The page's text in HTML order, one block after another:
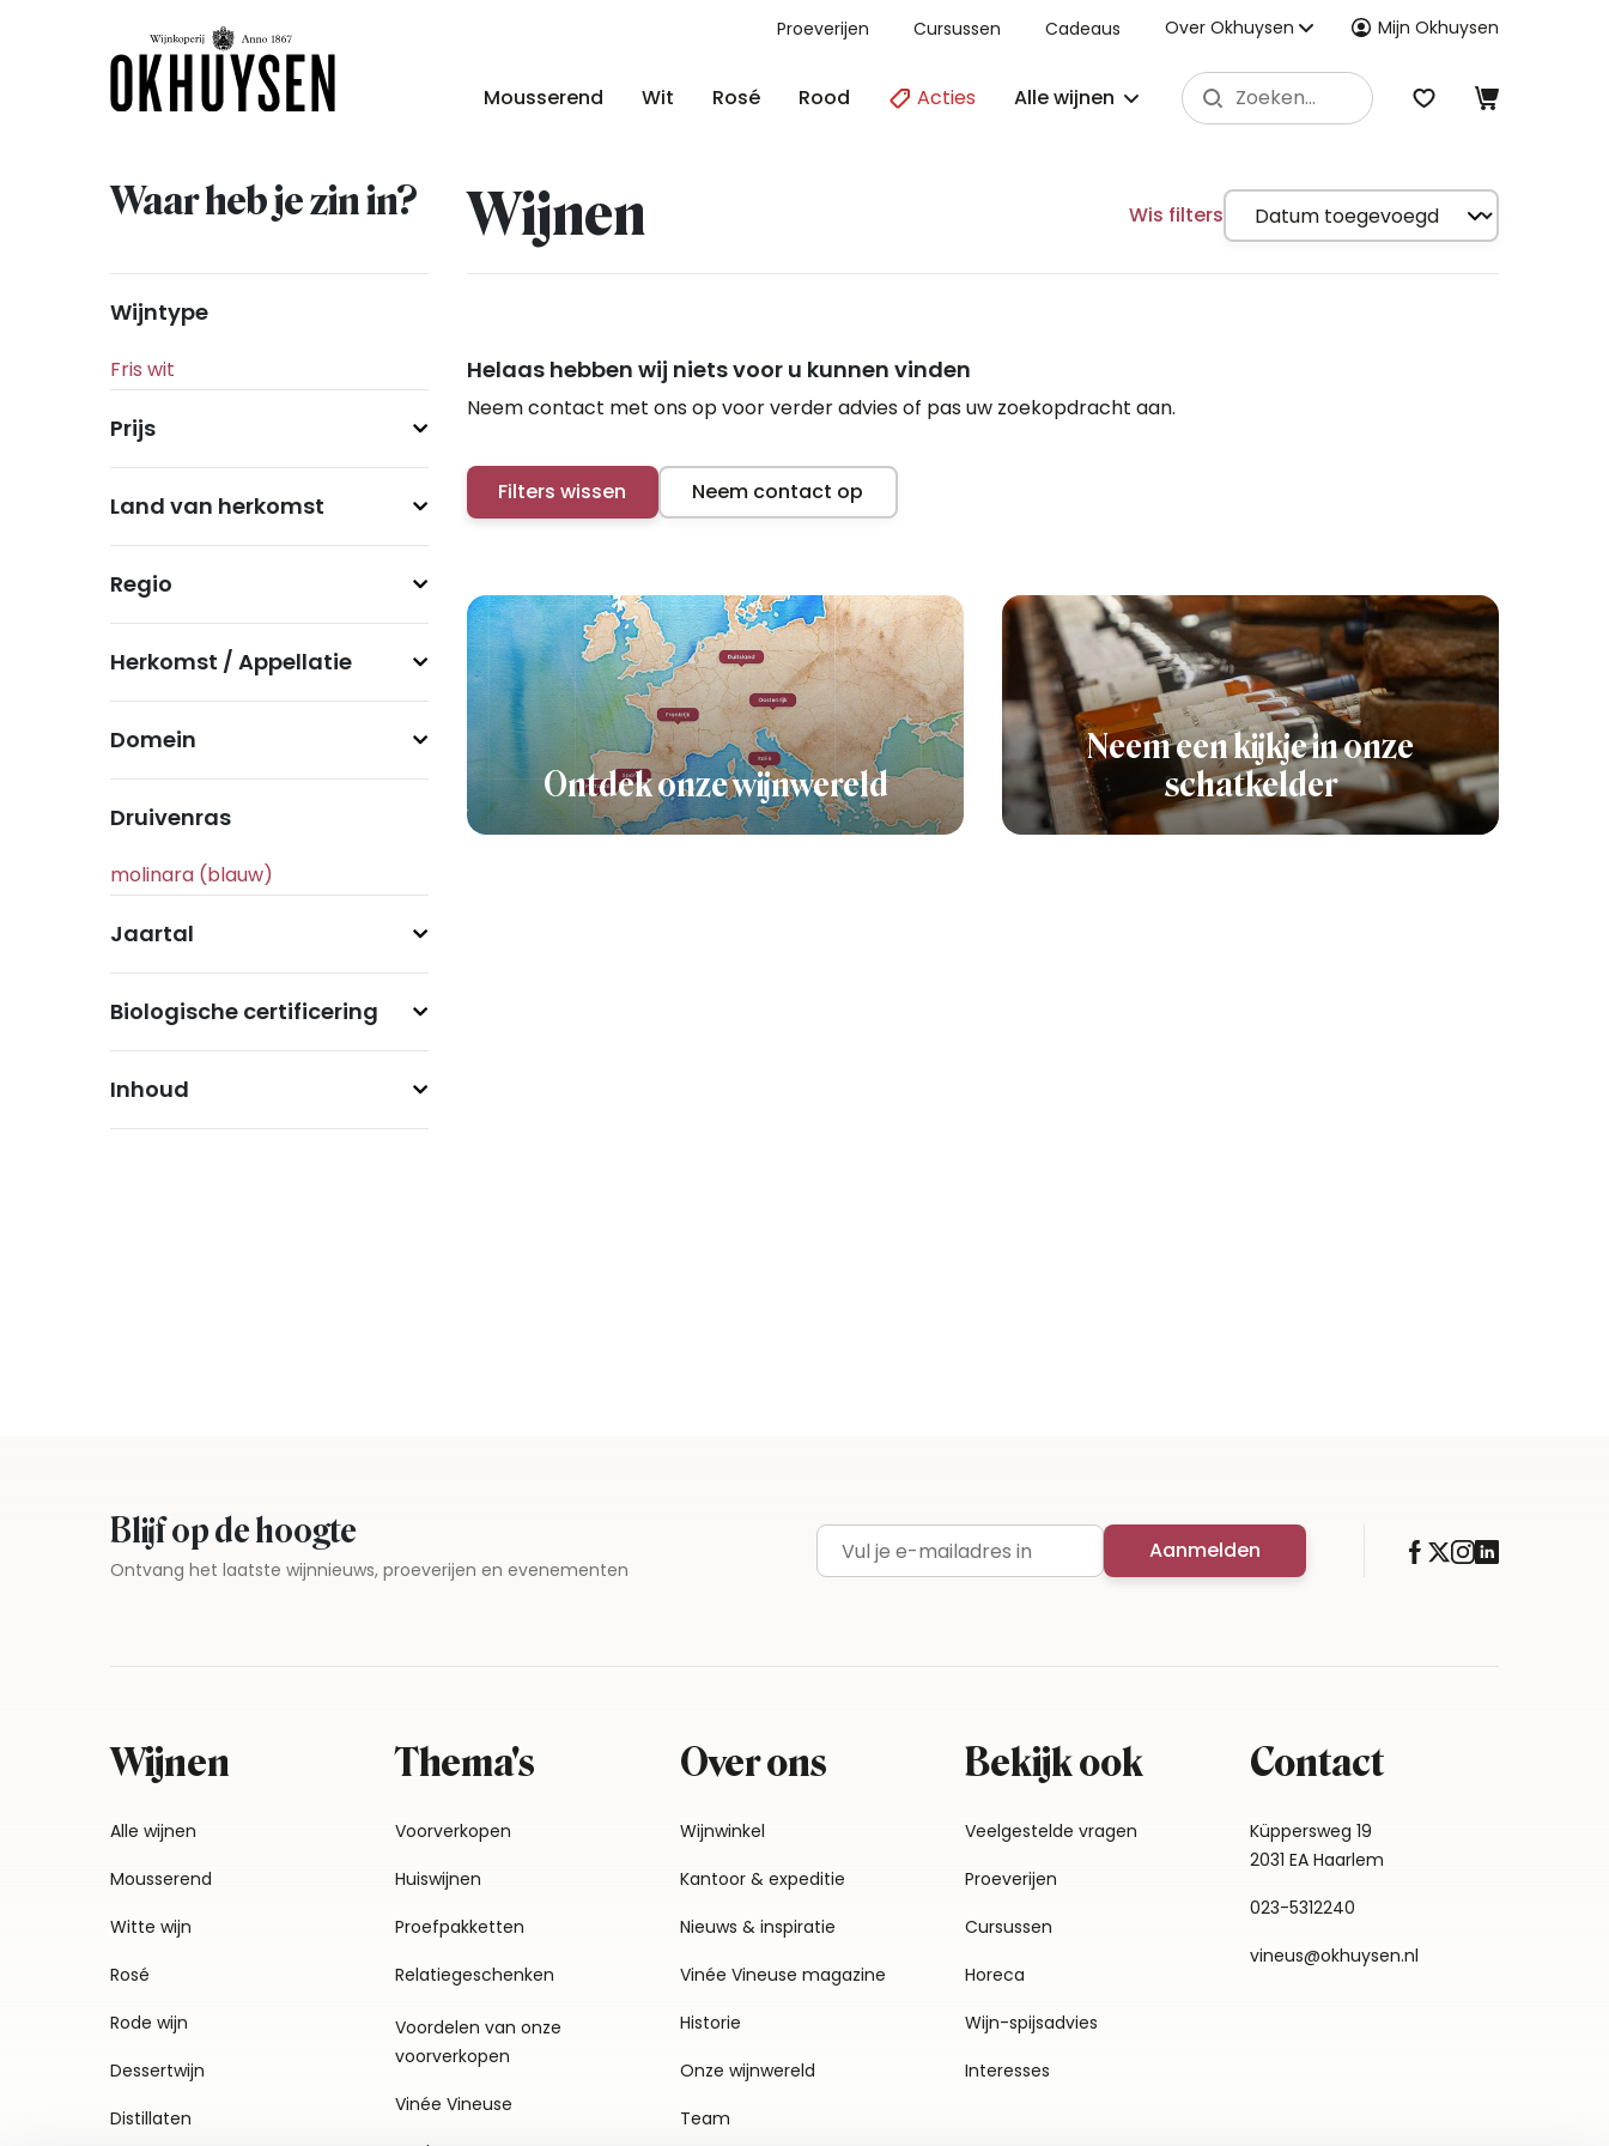
Proeverijen Cursussen Cadeaus Over Okhuysen Mijn Okhuysen
Mousserend Wit Rosé Rood Acties Alle wijnen
Waar heb je zin in? Wijnen Wis filters
Wijntype
Prijs
Land van herkomst
Regio
Herkomst / Appellatie
Domein
Druivenras
Jaartal
Biologische certificering
Inhoud
Helaas hebben wij niets voor u kunnen vinden
Neem contact met ons op voor verder advies of pas uw zoekopdracht aan.
Filters wissen Neem contact op
Ontdek onze wijnwereld
Neem een kijkje in onze
schatkelder
Blijf op de hoogte
Ontvang het laatste wijnnieuws, proeverijen en evenementen E-mailadres Aanmelden
Wijnen
Alle wijnen
Mousserend
Witte wijn
Rosé
Rode wijn
Dessertwijn
Distillaten
Thema's
Voorverkopen
Huiswijnen
Proefpakketten
Relatiegeschenken
Voordelen van onze
voorverkopen
Vinée Vineuse
Over ons
Wijnwinkel
Kantoor & expeditie
Nieuws & inspiratie
Vinée Vineuse magazine
Historie
Onze wijnwereld
Team
Bekijk ook
Veelgestelde vragen
Proeverijen
Cursussen
Horeca
Wijn-spijsadvies
Interesses
Contact
Küppersweg 19
2031 EA Haarlem
023-5312240
vineus@okhuysen.nl